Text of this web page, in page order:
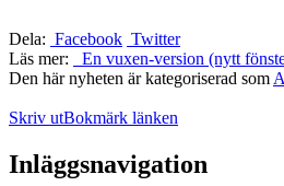
Dela: Facebook Twitter
Läs mer:
En vuxen-version (nytt
Den här nyheten är kategoriserad som
Skriv utBokmärk länken
Inläggsnavigation